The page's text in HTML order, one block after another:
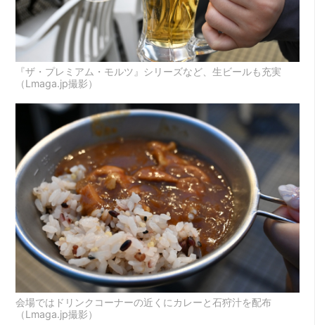
『ザ・プレミアム・モルツ』シリーズなど、生ビールも充実
（Lmaga.jp撮影）
会場ではドリンクコーナーの近くにカレーと石狩汁を配布
（Lmaga.jp撮影）